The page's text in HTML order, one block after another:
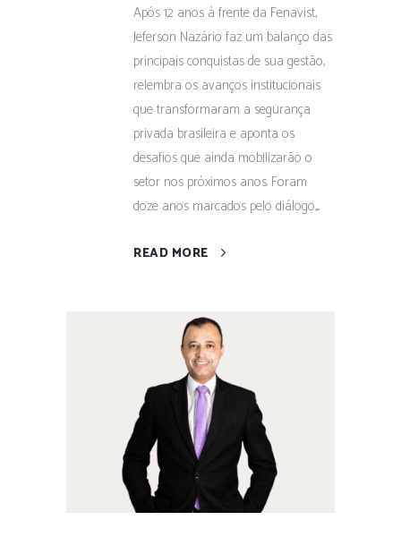
Após 12 anos à frente da Fenavist,
Jeferson Nazário faz um balanço das
principais conquistas de sua gestão,
relembra os avanços institucionais
que transformaram a segurança
privada brasileira e aponta os
desafios que ainda mobilizarão o
setor nos próximos anos. Foram
doze anos marcados pelo diálogo,...
READ MORE